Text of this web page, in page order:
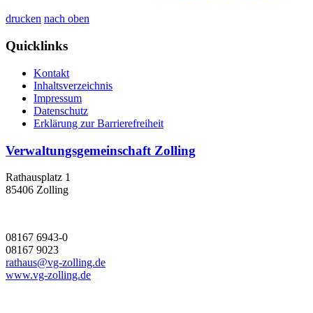
drucken nach oben
Quicklinks
Kontakt
Inhaltsverzeichnis
Impressum
Datenschutz
Erklärung zur Barrierefreiheit
Verwaltungsgemeinschaft Zolling
Rathausplatz 1
85406 Zolling
08167 6943-0
08167 9023
rathaus@vg-zolling.de
www.vg-zolling.de